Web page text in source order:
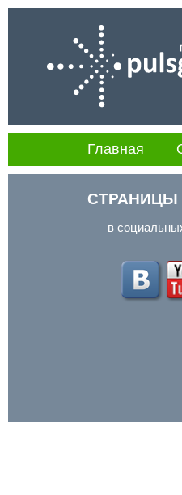
Главная
в